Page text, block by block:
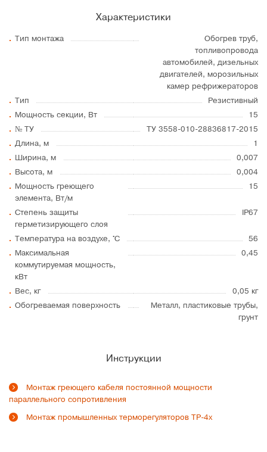
Характеристики
Тип монтажа
Обогрев труб,
топливопровода
автомобилей, дизельных
двигателей, морозильных
камер рефрижераторов
Тип
Резистивный
Мощность секции, Вт
15
№ ТУ
ТУ 3558-010-28836817-2015
Длина, м
1
Ширина, м
0,007
Высота, м
0,004
Мощность греющего
элемента, Вт/м
15
Степень защиты
герметизирующего слоя
IP67
Температура на воздухе, °C
56
Максимальная
коммутируемая мощность,
кВт
0,45
Вес, кг
0,05 кг
Обогреваемая поверхность
Металл, пластиковые трубы,
грунт
Инструкции
Монтаж греющего кабеля постоянной мощности
параллельного сопротивления
Монтаж промышленных терморегуляторов ТР-4х